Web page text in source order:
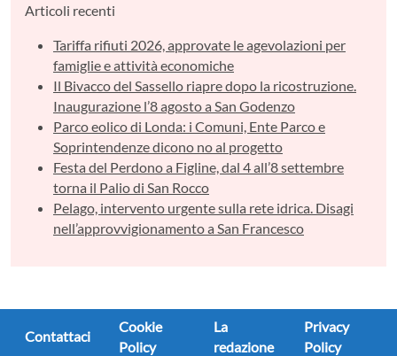
Articoli recenti
Tariffa rifiuti 2026, approvate le agevolazioni per
famiglie e attività economiche
Il Bivacco del Sassello riapre dopo la ricostruzione.
Inaugurazione l’8 agosto a San Godenzo
Parco eolico di Londa: i Comuni, Ente Parco e
Soprintendenze dicono no al progetto
Festa del Perdono a Figline, dal 4 all’8 settembre
torna il Palio di San Rocco
Pelago, intervento urgente sulla rete idrica. Disagi
nell’approvvigionamento a San Francesco
Contattaci
Cookie
Policy
La
redazione
Privacy
Policy